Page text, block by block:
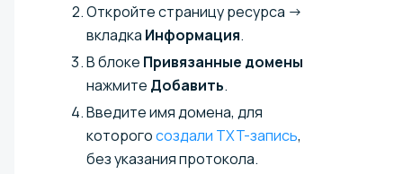
Откройте страницу ресурса →
вкладка Информация.
В блоке Привязанные домены
нажмите Добавить.
Введите имя домена, для
которогосоздали TXT-запись,
без указания протокола.